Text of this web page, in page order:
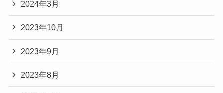
2024年3月
2023年10月
2023年9月
2023年8月